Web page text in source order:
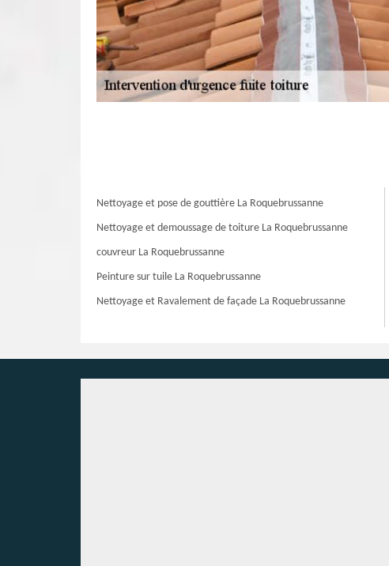
Nettoyage et pose de gouttière La Roquebrussanne
Nettoyage et demoussage de toiture La Roquebrussanne
couvreur La Roquebrussanne
Peinture sur tuile La Roquebrussanne
Nettoyage et Ravalement de façade La Roquebrussanne